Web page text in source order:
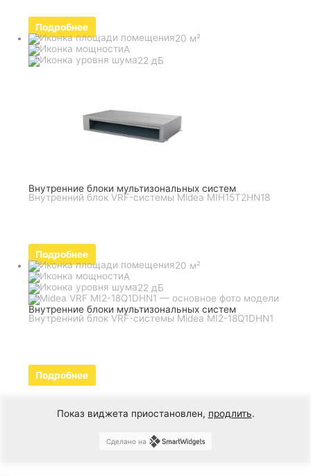
Подробнее
20 м²
A
22 дБ
Внутренние блоки мультизональных систем
Внутренний блок VRF-системы Midea MIH15T2HN18
Подробнее
20 м²
A
22 дБ
Внутренние блоки мультизональных систем
Внутренний блок VRF-системы Midea MI2-18Q1DHN1
Подробнее
Показ виджета приостановлен, продлить.
Сделано на